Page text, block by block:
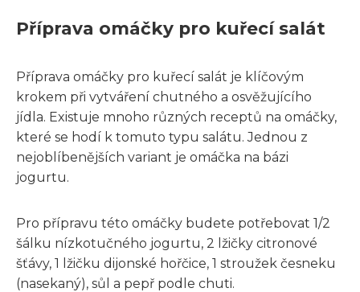
Příprava omáčky pro kuřecí salát
Příprava omáčky pro kuřecí salát je klíčovým
krokem při vytváření chutného a osvěžujícího
jídla. Existuje mnoho různých receptů na omáčky,
které se hodí k tomuto typu salátu. Jednou z
nejoblíbenějších variant je omáčka na bázi
jogurtu.
Pro přípravu této omáčky budete potřebovat 1/2
šálku nízkotučného jogurtu, 2 lžičky citronové
šťávy, 1 lžičku dijonské hořčice, 1 stroužek česneku
(nasekaný), sůl a pepř podle chuti.